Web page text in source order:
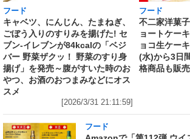
フード
キャベツ、にんじん、たまねぎ、
ごぼう入りのすりみを揚げた! セ
ブン‐イレブンが84kcalの「ベジ
バー 野菜ザクッ！ 野菜のすり身
揚げ」を発売～腹がすいた時のお
やつ、お酒のおつまみなどにオス
スメ
[2026/3/31 21:11:59]
フード
不二家洋菓
ョートケー
ョコ生ケー
(水)から3日
格商品も販
フード